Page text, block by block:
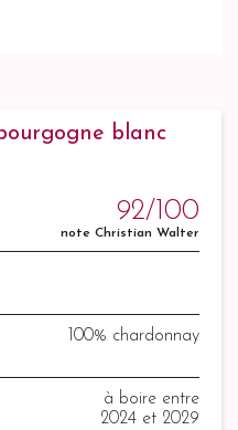
blanc
92/100
note Christian Walter
100% chardonnay
à boire entre
2024 et 2029